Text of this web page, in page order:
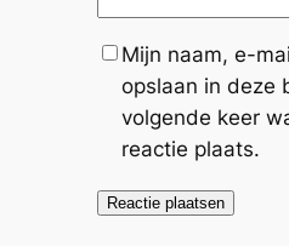
Mijn naam, e-
opslaan in deze
volgende keer
reactie plaats.